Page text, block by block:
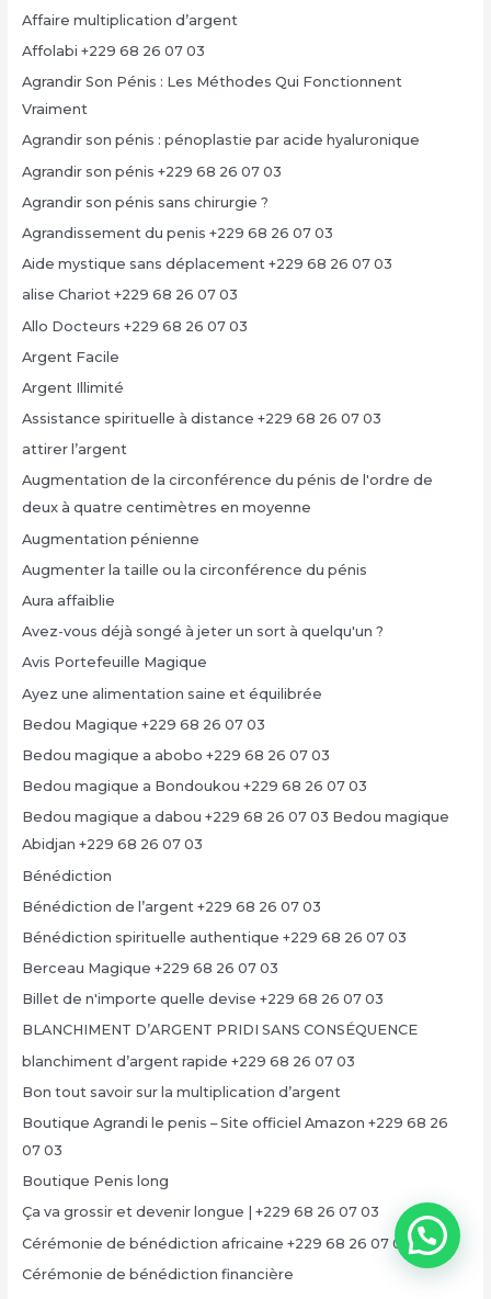
Affaire multiplication d’argent
Affolabi +229 68 26 07 03
Agrandir Son Pénis : Les Méthodes Qui Fonctionnent
Vraiment
Agrandir son pénis : pénoplastie par acide hyaluronique
Agrandir son pénis +229 68 26 07 03
Agrandir son pénis sans chirurgie ?
Agrandissement du penis +229 68 26 07 03
Aide mystique sans déplacement +229 68 26 07 03
alise Chariot +229 68 26 07 03
Allo Docteurs +229 68 26 07 03
Argent Facile
Argent Illimité
Assistance spirituelle à distance +229 68 26 07 03
attirer l’argent
Augmentation de la circonférence du pénis de l'ordre de
deux à quatre centimètres en moyenne
Augmentation pénienne
Augmenter la taille ou la circonférence du pénis
Aura affaiblie
Avez-vous déjà songé à jeter un sort à quelqu'un ?
Avis Portefeuille Magique
Ayez une alimentation saine et équilibrée
Bedou Magique +229 68 26 07 03
Bedou magique a abobo +229 68 26 07 03
Bedou magique a Bondoukou +229 68 26 07 03
Bedou magique a dabou +229 68 26 07 03 Bedou magique
Abidjan +229 68 26 07 03
Bénédiction
Bénédiction de l’argent +229 68 26 07 03
Bénédiction spirituelle authentique +229 68 26 07 03
Berceau Magique +229 68 26 07 03
Billet de n'importe quelle devise +229 68 26 07 03
BLANCHIMENT D’ARGENT PRIDI SANS CONSÉQUENCE
blanchiment d’argent rapide +229 68 26 07 03
Bon tout savoir sur la multiplication d’argent
Boutique Agrandi le penis – Site officiel Amazon +229 68 26
07 03
Boutique Penis long
Ça va grossir et devenir longue | +229 68 26 07 03
Cérémonie de bénédiction africaine +229 68 26 07 03
Cérémonie de bénédiction financière